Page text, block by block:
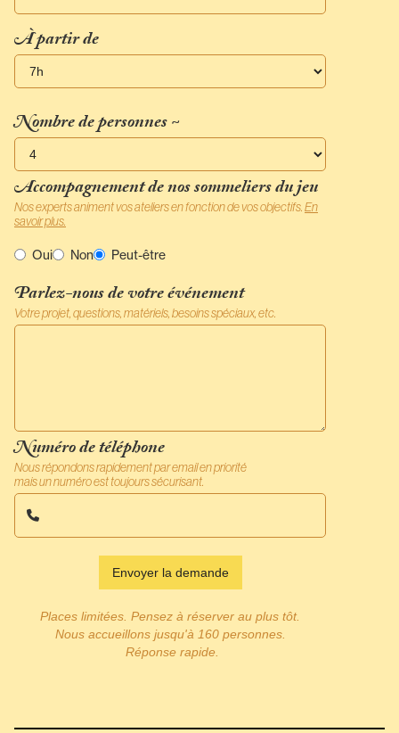
À partir de
Nombre de personnes ~
Accompagnement de nos sommeliers du jeu
Nos experts animent vos ateliers en fonction de vos objectifs.En
savoir plus.
Oui Non Peut-être
Parlez-nous de votre événement
Votre projet, questions, matériels, besoins spéciaux, etc.
Numéro de téléphone
Nous répondons rapidement par email en priorité
mais un numéro est toujours sécurisant.

Places limitées. Pensez à réserver au plus tôt.
Nous accueillons jusqu'à 160 personnes.
Réponse rapide.